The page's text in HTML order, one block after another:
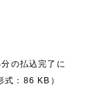
の払込完了に
式：86 KB）